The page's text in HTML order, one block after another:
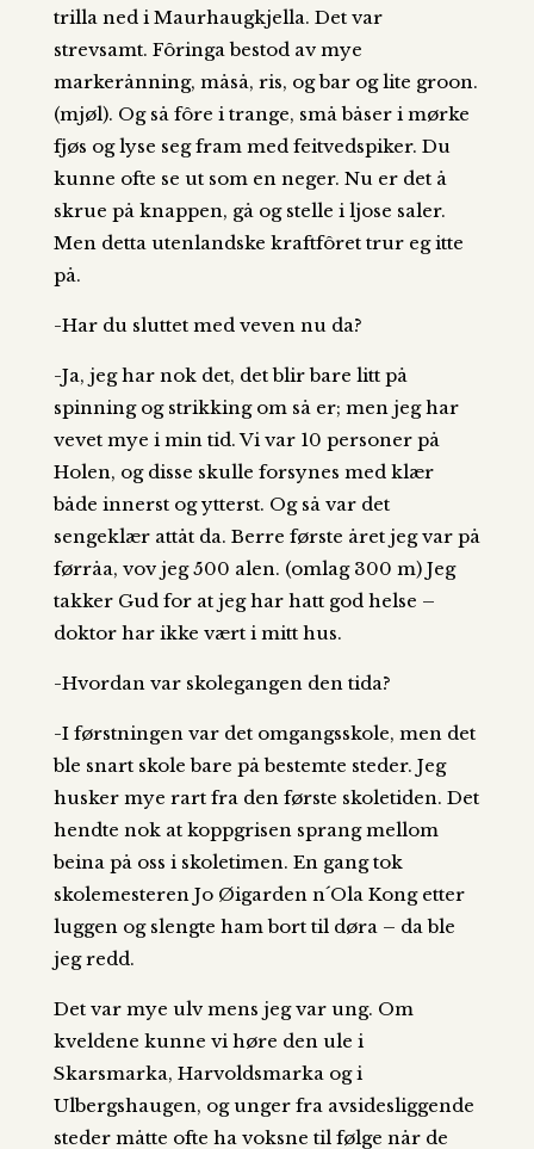
trilla ned i Maurhaugkjella. Det var
strevsamt. Fôringa bestod av mye
markerånning, måså, ris, og bar og lite groon.
(mjøl). Og så fôre i trange, små båser i mørke
fjøs og lyse seg fram med feitvedspiker. Du
kunne ofte se ut som en neger. Nu er det å
skrue på knappen, gå og stelle i ljose saler.
Men detta utenlandske kraftfôret trur eg itte
på.
-Har du sluttet med veven nu da?
-Ja, jeg har nok det, det blir bare litt på
spinning og strikking om så er; men jeg har
vevet mye i min tid. Vi var 10 personer på
Holen, og disse skulle forsynes med klær
både innerst og ytterst. Og så var det
sengeklær attåt da. Berre første året jeg var på
førråa, vov jeg 500 alen. (omlag 300 m) Jeg
takker Gud for at jeg har hatt god helse –
doktor har ikke vært i mitt hus.
-Hvordan var skolegangen den tida?
-I førstningen var det omgangsskole, men det
ble snart skole bare på bestemte steder. Jeg
husker mye rart fra den første skoletiden. Det
hendte nok at koppgrisen sprang mellom
beina på oss i skoletimen. En gang tok
skolemesteren Jo Øigarden n´Ola Kong etter
luggen og slengte ham bort til døra – da ble
jeg redd.
Det var mye ulv mens jeg var ung. Om
kveldene kunne vi høre den ule i
Skarsmarka, Harvoldsmarka og i
Ulbergshaugen, og unger fra avsidesliggende
steder måtte ofte ha voksne til følge når de